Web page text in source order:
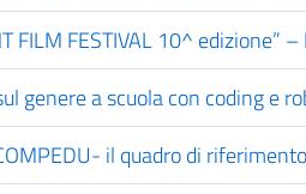
FILM FESTIVAL 10^
genere a scuola con coding
il quadro di